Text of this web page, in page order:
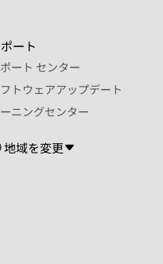
ート
ート センター
トウェアアップデート
ニングセンター
地域を変更